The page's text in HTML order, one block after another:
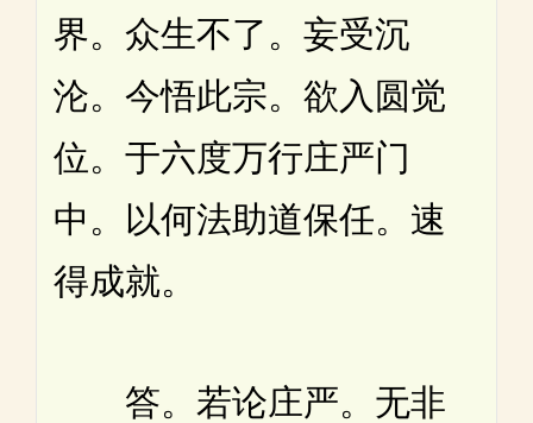
界。众生不了。妄受沉
沦。今悟此宗。欲入圆觉
位。于六度万行庄严门
中。以何法助道保任。速
得成就。
答。若论庄严。无非